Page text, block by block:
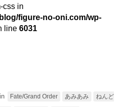
css in
figure-no-oni.com/wp-
line 6031
in Fate/Grand Order あみあみ ねんど